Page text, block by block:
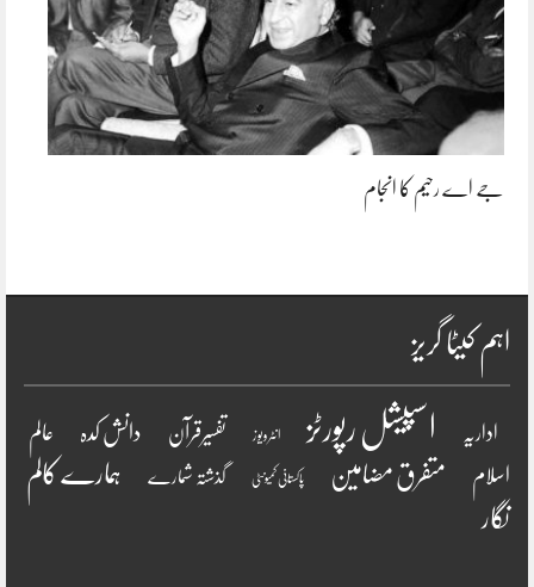
جے اے رحیم کا انجام
اہم کیٹا گریز
اداریہ اسپیشل رپورٹز انٹرویو ز تفسیرقرآن دانش کدہ عالم
اسلام متفرق مضامین پاکستانی کمیونٹی گذشتہ شمارے
ہمارے کالم
نگار